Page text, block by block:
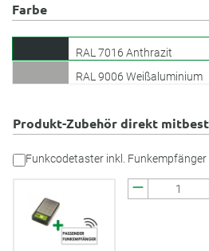
Farbe
RAL 7016 Anthrazit
RAL 9006 Weißaluminium
Produkt-Zubehör direkt
Funkcodetaster inkl. Funkempfänger